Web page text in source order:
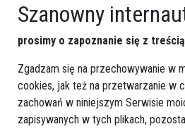
Szanowny
prosimy o zapoznanie się z
Zgadzam się na przechowywanie w
cookies, jak też na przetwarzanie w
zachowań w niniejszym Serwisie
zapisywanych w tych plikach,